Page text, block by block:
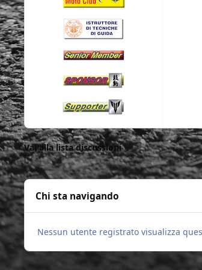
Vai alla lista discussioni
Chi sta navigando
Nessun utente registrato visualizza